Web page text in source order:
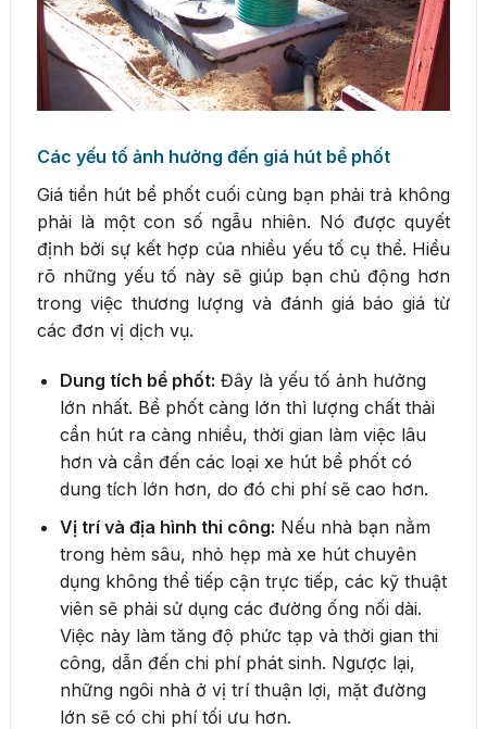
Các yếu tố ảnh hưởng đến giá hút bể phốt
Giá tiền hút bể phốt cuối cùng bạn phải trả không
phải là một con số ngẫu nhiên. Nó được quyết
định bởi sự kết hợp của nhiều yếu tố cụ thể. Hiểu
rõ những yếu tố này sẽ giúp bạn chủ động hơn
trong việc thương lượng và đánh giá báo giá từ
các đơn vị dịch vụ.
Dung tích bể phốt: Đây là yếu tố ảnh hưởng
lớn nhất. Bể phốt càng lớn thì lượng chất thải
cần hút ra càng nhiều, thời gian làm việc lâu
hơn và cần đến các loại xe hút bể phốt có
dung tích lớn hơn, do đó chi phí sẽ cao hơn.
Vị trí và địa hình thi công: Nếu nhà bạn nằm
trong hẻm sâu, nhỏ hẹp mà xe hút chuyên
dụng không thể tiếp cận trực tiếp, các kỹ thuật
viên sẽ phải sử dụng các đường ống nối dài.
Việc này làm tăng độ phức tạp và thời gian thi
công, dẫn đến chi phí phát sinh. Ngược lại,
những ngôi nhà ở vị trí thuận lợi, mặt đường
lớn sẽ có chi phí tối ưu hơn.